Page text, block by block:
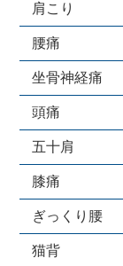
肩こり
腰痛
坐骨神経痛
頭痛
五十肩
膝痛
ぎっくり腰
猫背